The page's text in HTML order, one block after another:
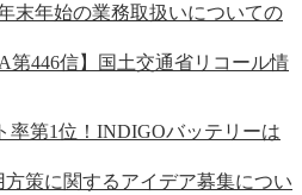
末年始の業務取扱いについての
第446信】国土交通省リコール情
率第1位！INDIGOバッテリーは
方策に関するアイデア募集につい